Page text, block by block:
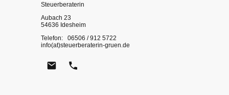
Steuerberaterin
Aubach 23
54636 Idesheim
Telefon: 06506 / 912 5722
info(at)steuerberaterin-gruen.de